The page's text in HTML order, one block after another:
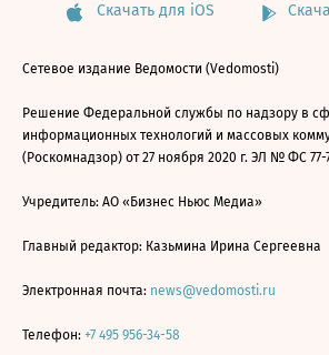
Скачать для iOS
Сетевое издание Ведомости (Vedomosti)
Решение Федеральной службы по надзору в
информационных технологий и массовых
(Роскомнадзор) от 27 ноября 2020 г. ЭЛ № ФС 77-
Учредитель: АО «Бизнес Ньюс Медиа»
Главный редактор: Казьмина Ирина Сергеевна
Электронная почта: news@vedomosti.ru
Телефон: +7 495 956-34-58